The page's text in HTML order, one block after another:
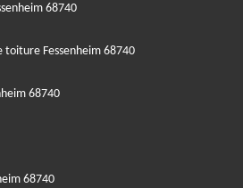
68740
toiture Fessenheim 68740
68740
68740